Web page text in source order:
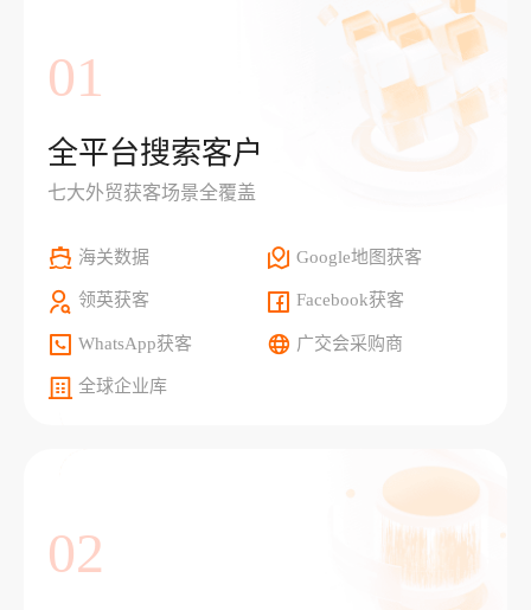
01
全平台搜索客户
七大外贸获客场景全覆盖
海关数据 Google地图获客
领英获客 Facebook获客
WhatsApp获客 广交会采购商
全球企业库
02